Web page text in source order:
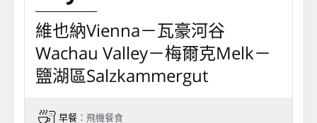
懷著浮雲遊子的浪漫心情，行囊中裝滿無限的
憧憬，踏著輕快的腳步，搭機飛往歐洲奧地
利；翌日在空服員親切的問候聲中飛抵奧地利